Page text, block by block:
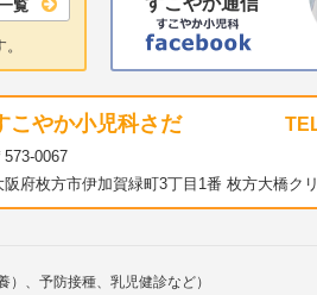
覧
こやか小児科さだ
573-0067
阪府枚方市伊加賀緑町3丁目1番 枚方大橋ク
、予防接種、乳児健診など）